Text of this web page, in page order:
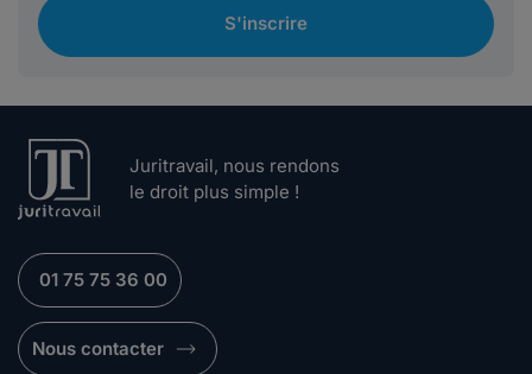
S'inscrire
Juritravail, nous rendons
le droit plus simple !
01 75 75 36 00
Nous contacter